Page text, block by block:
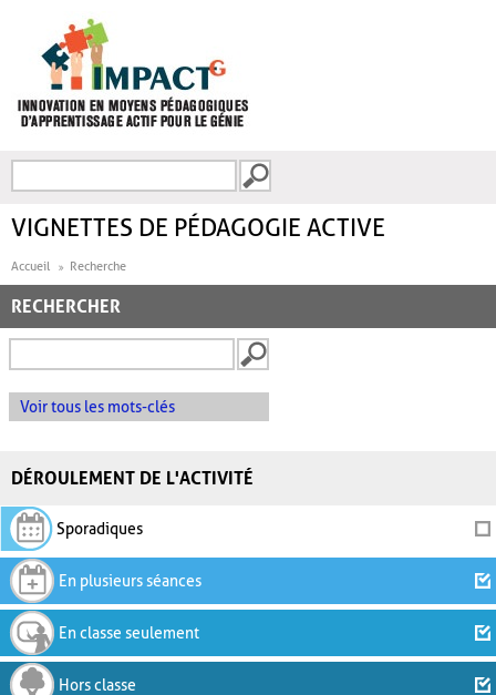
FORMULAIRE DE
VIGNETTES DE PÉDAGOGIE ACTIVE
Accueil Recherche
RECHERCHER
Voir tous les mots-clés
DÉROULEMENT DE L'ACTIVITÉ
Sporadiques
En plusieurs séances
En classe seulement
Hors classe